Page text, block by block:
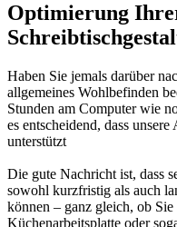
Optimierung
Haben Sie jemals darüber
allgemeines Wohlbefinden
Stunden am Computer wie
es entscheidend, dass
unterstützt
Die gute Nachricht ist, dass
sowohl kurzfristig als auch
können – ganz gleich, ob
Küchenarbeitsplatte oder